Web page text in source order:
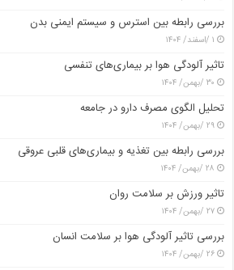
بررسی رابطه بین استرس و سیستم ایمنی بدن
۱ /اسفند/ ۱۴۰۴
تاثیر آلودگی هوا بر بیماری‌های تنفسی
۳۰ /بهمن/ ۱۴۰۴
تحلیل الگوی مصرف دارو در جامعه
۲۹ /بهمن/ ۱۴۰۴
بررسی رابطه بین تغذیه و بیماری‌های قلبی عروقی
۲۸ /بهمن/ ۱۴۰۴
تاثیر ورزش بر سلامت روان
۲۷ /بهمن/ ۱۴۰۴
بررسی تاثیر آلودگی هوا بر سلامت انسان
۲۶ /بهمن/ ۱۴۰۴